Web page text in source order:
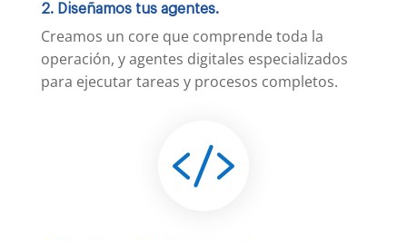
2. Diseñamos tus agentes.
Creamos un core que comprende toda la
operación, y agentes digitales especializados
para ejecutar tareas y procesos completos.
